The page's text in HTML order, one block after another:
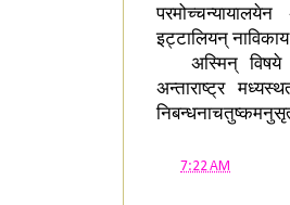
इट्टालियन् नाविकाय
अस्मिन् विषये
अन्ताराष्ट्र
7:22 AM